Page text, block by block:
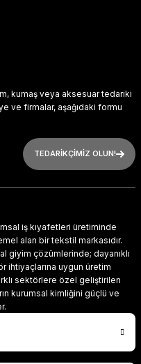
kumaş veya aksesuar tedariki
ve firmalar, aşağıdaki formu
TEDARİKÇİMİZ OLUN!
iş kıyafetleri üretiminde
alan bir tekstil markasıdır.
giyim çözümlerinde; dayanıklı
ihtiyaçlarına uygun üretim
sektörlere özel geliştirilen
kurumsal kimliğini güçlü ve